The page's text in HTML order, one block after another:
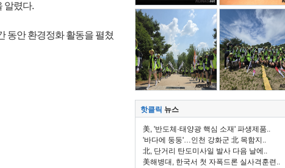
알렸다.
동안 환경정화 활동을 펼쳤
핫클릭 뉴스
美, '반도체·태양광 핵심 소재' 파생제품..
'바다에 둥둥'…인천 강화군 北 목함지..
北, 단거리 탄도미사일 발사 다음 날에..
美해병대, 한국서 첫 자폭드론 실사격훈련..